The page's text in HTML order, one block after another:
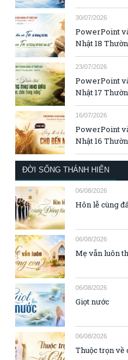
30/07/2026
PowerPoint
Nhật 18
23/07/2026
PowerPoint
Nhật 17
16/07/2026
PowerPoint
Nhật 16
ĐỜI SỐNG THÁNH HIẾN
06/08/2026
Hôn lễ cùng
06/08/2026
Mẹ vẫn luôn
06/08/2026
Giọt nước
06/08/2026
Thuộc trọn về